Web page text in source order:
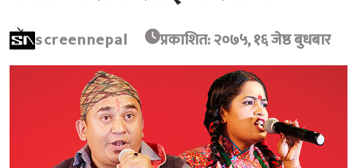
screennepal प्रकाशित: २०७५, १६ जेष्ठ बुधबार